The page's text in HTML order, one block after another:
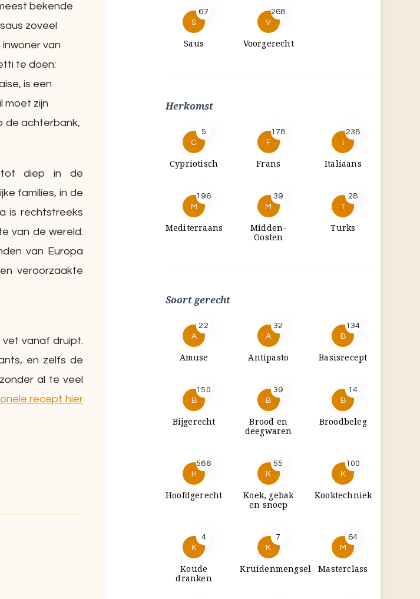
bekende
zoveel
van
te doen:
is een
moet zijn
de achterbank,
tot diep in de
families, in de
is rechtstreeks
van de wereld:
van Europa
veroorzaakte
vanaf druipt.
en zelfs de
al te veel
recept hier
S
67
Saus
V
268
Voorgerecht
Herkomst
C
5
Cypriotisch
F
178
Frans
I
238
Italiaans
M
196
Mediterraans
M
39
Midden-
Oosten
T
28
Turks
Soort gerecht
A
22
Amuse
A
32
Antipasto
B
134
Basisrecept
B
150
Bijgerecht
B
39
Brood en
deegwaren
B
14
Broodbeleg
H
566
Hoofdgerecht
K
55
Koek, gebak
en snoep
K
100
Kooktechniek
K
4
Koude
dranken
K
7
Kruidenmengsel
M
64
Masterclass